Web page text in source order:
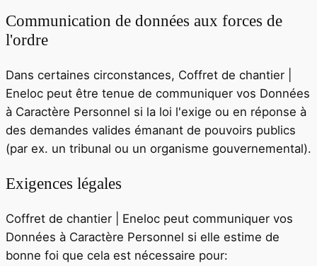
Communication de données aux forces de
l'ordre
Dans certaines circonstances, Coffret de chantier |
Eneloc peut être tenue de communiquer vos Données
à Caractère Personnel si la loi l'exige ou en réponse à
des demandes valides émanant de pouvoirs publics
(par ex. un tribunal ou un organisme gouvernemental).
Exigences légales
Coffret de chantier | Eneloc peut communiquer vos
Données à Caractère Personnel si elle estime de
bonne foi que cela est nécessaire pour: